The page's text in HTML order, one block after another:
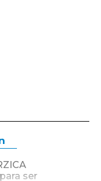
ser